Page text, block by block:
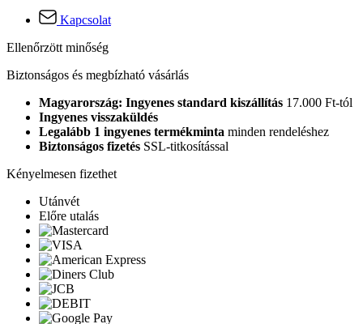
Kapcsolat
Ellenőrzött minőség
Biztonságos és megbízható vásárlás
Magyarország: Ingyenes standard kiszállítás 17.000 Ft-tól
Ingyenes visszaküldés
Legalább 1 ingyenes termékminta minden rendeléshez
Biztonságos fizetés SSL-titkosítással
Kényelmesen fizethet
Utánvét
Előre utalás